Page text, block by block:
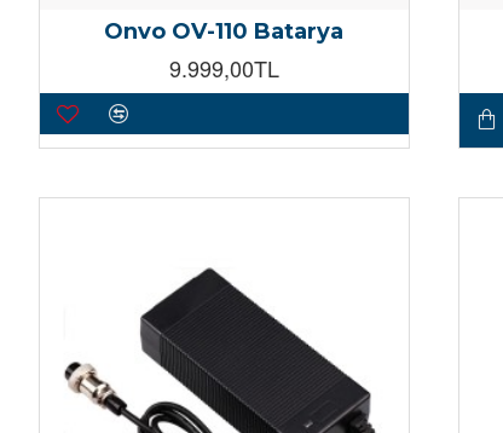
Onvo OV-110 Batarya
9.999,00TL